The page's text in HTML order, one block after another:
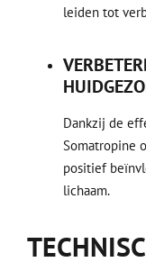
leiden tot
Dankzij de
Somatropine
positief
lichaam.